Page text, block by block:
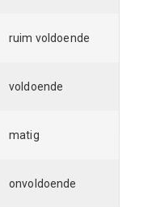
ruim voldoende
voldoende
matig
onvoldoende